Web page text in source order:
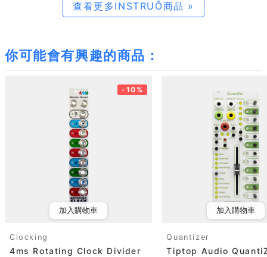
查看更多INSTRUŌ商品 »
你可能會有興趣的商品：
-10%
加入購物車
Clocking
4ms Rotating Clock Divider
加入購物車
Quantizer
Tiptop Audio